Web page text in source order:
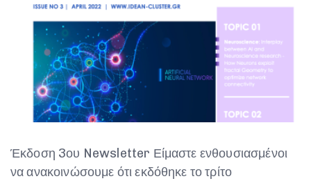
Έκδοση 3ου Newsletter Είμαστε ενθουσιασμένοι
να ανακοινώσουμε ότι εκδόθηκε το τρίτο